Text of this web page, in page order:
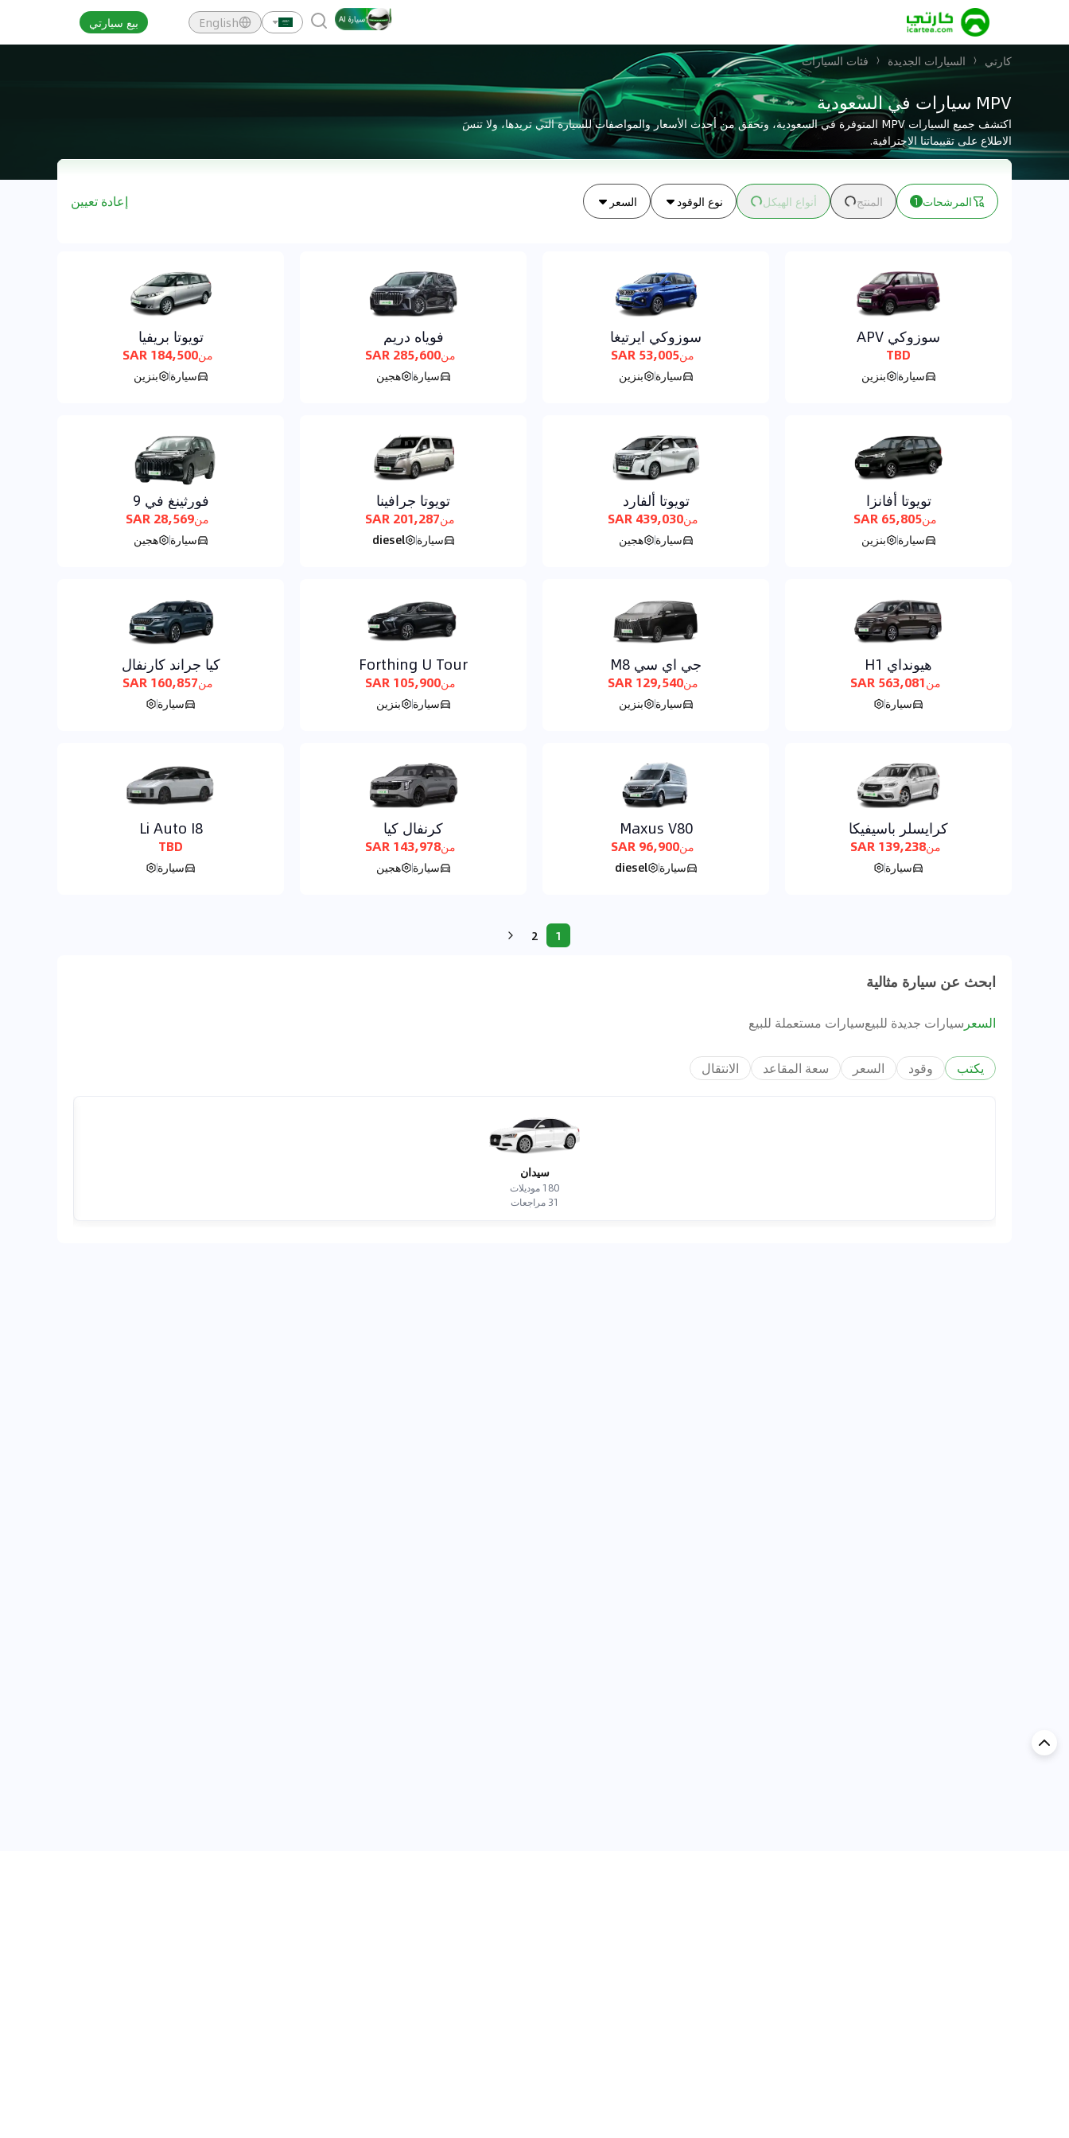
English بيع سيارتي
كارتي السيارات الجديدة فئات السيارات
MPV سيارات في السعودية
اكتشف جميع السيارات MPV المتوفرة في السعودية، وتحقق من أحدث الأسعار والمواصفات للسيارة التي تريدها، ولا تنسَ
الاطلاع على تقييماتنا الاحترافية.
المرشحات 1 المنتج أنواع الهيكل نوع الوقود السعر إعادة تعيين
سوزوكي APV
TBD
سيارة بنزين
سوزوكي ايرتيغا
من53,005 SAR
سيارة بنزين
فوياه دريم
من285,600 SAR
سيارة هجين
تويوتا بريفيا
من184,500 SAR
سيارة بنزين
تويوتا أفانزا
من65,805 SAR
سيارة بنزين
تويوتا ألفارد
من439,030 SAR
سيارة هجين
تويوتا جرافينا
من201,287 SAR
سيارة diesel
فورثينغ في 9
من28,569 SAR
سيارة هجين
هيونداي H1
من563,081 SAR
سيارة
جي اي سي M8
من129,540 SAR
سيارة بنزين
Forthing U Tour
من105,900 SAR
سيارة بنزين
كيا جراند كارنفال
من160,857 SAR
سيارة
كرايسلر باسيفيكا
من139,238 SAR
سيارة
Maxus V80
من96,900 SAR
سيارة diesel
كرنفال كيا
من143,978 SAR
سيارة هجين
Li Auto I8
TBD
سيارة
1
2
ابحث عن سيارة مثالية
السعر سيارات جديدة للبيعسيارات مستعملة للبيع
يكتب وقود السعر سعة المقاعد الانتقال
سيدان
180 موديلات
31 مراجعات